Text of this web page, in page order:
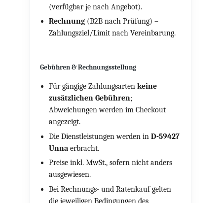
(verfügbar je nach Angebot).
Rechnung(B2B nach Prüfung) –
Zahlungsziel/Limit nach Vereinbarung.
Gebühren & Rechnungsstellung
Für gängige Zahlungsarten keine
zusätzlichen Gebühren;
Abweichungen werden im Checkout
angezeigt.
Die Dienstleistungen werden in D-59427
Unnaerbracht.
Preise inkl. MwSt., sofern nicht anders
ausgewiesen.
Bei Rechnungs- und Ratenkauf gelten
die jeweiligen Bedingungen des